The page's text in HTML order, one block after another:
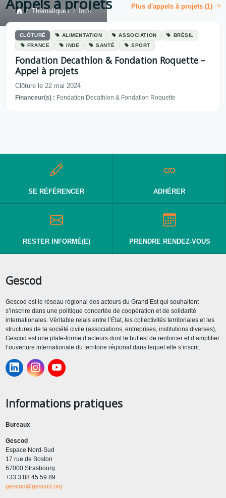
Thématiques Inde
Plus d'appels à projets (1)
CLÔTURÉ ALIMENTATION ASSOCIATION
BRÉSIL
FRANCE
INDE SANTÉ SPORT
Fondation Decathlon & Fondation Roquette –
Appel à projets
Clôture le 22 mai 2024
Financeur(s) : Fondation Decathlon & Fondation Roquette
SE RÉFÉRENCER ADHÉRER
RESTER INFORMÉ(E) PRENDRE RENDEZ-VOUS
Gescod
Gescod est le réseau régional des acteurs du Grand Est qui souhaitent
s’inscrire dans une politique concertée de coopération et de solidarité
internationales. Véritable relais entre l’État, les collectivités territoriales et les
structures de la société civile (associations, entreprises, institutions diverses),
Gescod est une plate-forme d’acteurs dont le but est de renforcer et d’amplifier
l’ouverture internationale du territoire régional dans lequel elle s’inscrit.
Informations pratiques
Bureaux
Gescod
Espace Nord-Sud
17 rue de Boston
67000 Strasbourg
+33 3 88 45 59 89
gescod@gescod.org